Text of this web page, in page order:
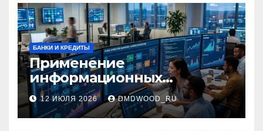
БАНКИ И КРЕДИТЫ
Применение
информационных
технологий и системная
интеграция в бизнес-
процессах
12 ИЮЛЯ 2026 DMDWOOD_RU